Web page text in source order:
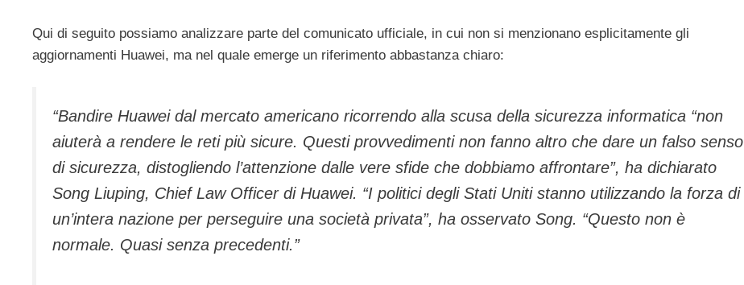
Qui di seguito possiamo analizzare parte del comunicato ufficiale, in cui non si menzionano esplicitamente gli
aggiornamenti Huawei, ma nel quale emerge un riferimento abbastanza chiaro:
“Bandire Huawei dal mercato americano ricorrendo alla scusa della sicurezza informatica “non
aiuterà a rendere le reti più sicure. Questi provvedimenti non fanno altro che dare un falso senso
di sicurezza, distogliendo l’attenzione dalle vere sfide che dobbiamo affrontare”, ha dichiarato
Song Liuping, Chief Law Officer di Huawei. “I politici degli Stati Uniti stanno utilizzando la forza di
un’intera nazione per perseguire una società privata”, ha osservato Song. “Questo non è
normale. Quasi senza precedenti.”